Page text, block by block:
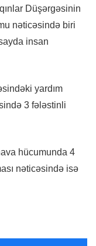
Düşərgəsinin
nəticəsində biri
insan
yardım
3 fələstinli
hücumunda 4
nəticəsində isə